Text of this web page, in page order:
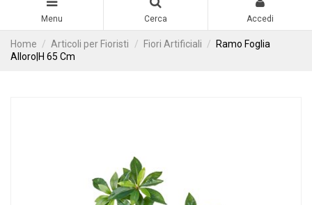
Menu Cerca Accedi
Home Articoli per Fioristi Fiori Artificiali
Ramo Foglia
Alloro|H 65 Cm